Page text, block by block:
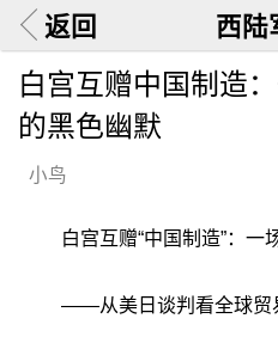
返回 西陆
白宫互赠中国制造
的黑色幽默
小鸟
白宫互赠“中国制造”：一
——从美日谈判看全球贸